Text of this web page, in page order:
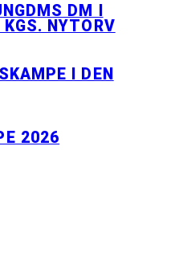
DM I
NYTORV
I DEN
2026